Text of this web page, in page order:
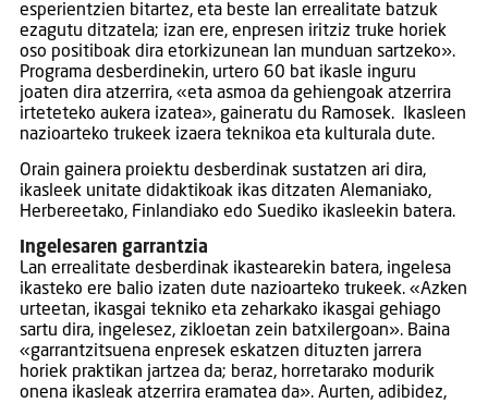
esperientzien bitartez, eta beste lan errealitate batzuk
ezagutu ditzatela; izan ere, enpresen iritziz truke horiek
oso positiboak dira etorkizunean lan munduan sartzeko».
Programa desberdinekin, urtero 60 bat ikasle inguru
joaten dira atzerrira, «eta asmoa da gehiengoak atzerrira
irteteteko aukera izatea», gaineratu du Ramosek. Ikasleen
nazioarteko trukeek izaera teknikoa eta kulturala dute.
Orain gainera proiektu desberdinak sustatzen ari dira,
ikasleek unitate didaktikoak ikas ditzaten Alemaniako,
Herbereetako, Finlandiako edo Suediko ikasleekin batera.
Ingelesaren garrantzia
Lan errealitate desberdinak ikastearekin batera, ingelesa
ikasteko ere balio izaten dute nazioarteko trukeek. «Azken
urteetan, ikasgai tekniko eta zeharkako ikasgai gehiago
sartu dira, ingelesez, zikloetan zein batxilergoan». Baina
«garrantzitsuena enpresek eskatzen dituzten jarrera
horiek praktikan jartzea da; beraz, horretarako modurik
onena ikasleak atzerrira eramatea da». Aurten, adibidez,